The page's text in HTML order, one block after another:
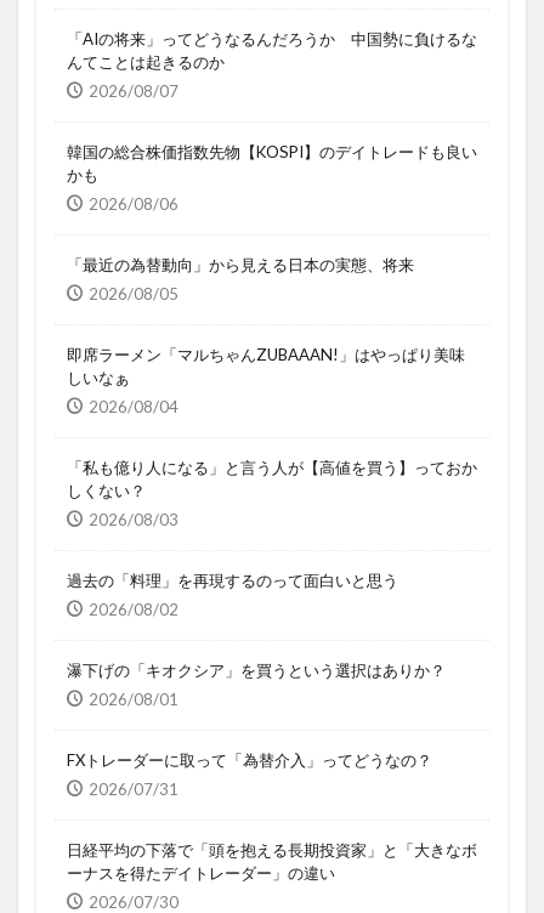
「AIの将来」ってどうなるんだろうか 中国勢に負けるな
んてことは起きるのか
2026/08/07
韓国の総合株価指数先物【KOSPI】のデイトレードも良い
かも
2026/08/06
「最近の為替動向」から見える日本の実態、将来
2026/08/05
即席ラーメン「マルちゃんZUBAAAN!」はやっぱり美味
しいなぁ
2026/08/04
「私も億り人になる」と言う人が【高値を買う】っておか
しくない？
2026/08/03
過去の「料理」を再現するのって面白いと思う
2026/08/02
瀑下げの「キオクシア」を買うという選択はありか？
2026/08/01
FXトレーダーに取って「為替介入」ってどうなの？
2026/07/31
日経平均の下落で「頭を抱える長期投資家」と「大きなボ
ーナスを得たデイトレーダー」の違い
2026/07/30